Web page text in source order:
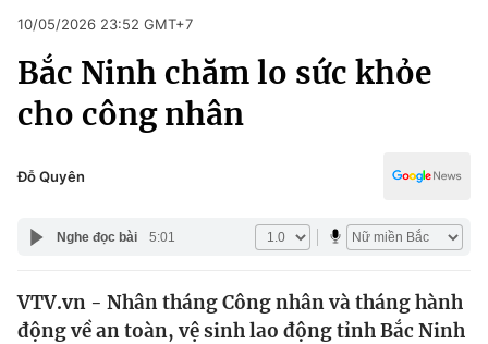
Chuyên mục
Chính trị
Xã hội
Y tế
Xã hội
Pháp luật
Thể thao
Văn hóa - Giải trí
Đời sống
Giáo dục
10/05/2026 23:52 GMT+7
Bắc Ninh chăm lo sức khỏe
cho công nhân
Đỗ Quyên
Nghe đọc bài 5:01
VTV.vn - Nhân tháng Công nhân và tháng hành
động về an toàn, vệ sinh lao động tỉnh Bắc Ninh